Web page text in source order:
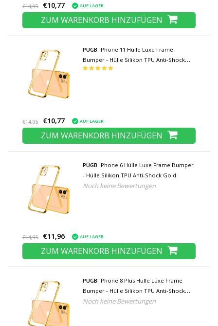
€14,95 €10,77 AUF LAGER
ZUM WARENKORB HINZUFÜGEN
PUGB iPhone 11 Hülle Luxe Frame
Bumper - Hülle Silikon TPU Anti-Shock
Green
€14,95 €10,77 AUF LAGER
ZUM WARENKORB HINZUFÜGEN
PUGB iPhone 6 Hülle Luxe Frame Bumper
- Hülle Silikon TPU Anti-Shock Gold
Noch keine Bewertungen
€14,95 €11,96 AUF LAGER
ZUM WARENKORB HINZUFÜGEN
PUGB iPhone 8 Plus Hülle Luxe Frame
Bumper - Hülle Silikon TPU Anti-Shock
Gold
Noch keine Bewertungen